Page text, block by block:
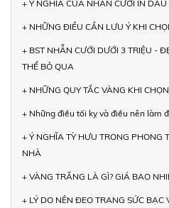
+ Ý NGHĨA CỦA NHẪN CƯỚI IN
+ NHỮNG ĐIỀU CẦN LƯU Ý KHI
+ BST NHẪN CƯỚI DƯỚI 3 TRIỆU -
THỂ BỎ QUA
+ NHỮNG QUY TẮC VÀNG KHI
+ Những điều tối kỵ và điều nên làm
+ Ý NGHĨA TỲ HƯU TRONG PHONG
NHÀ
+ VÀNG TRẮNG LÀ GÌ? GIÁ BAO
+ LÝ DO NÊN ĐEO TRANG SỨC